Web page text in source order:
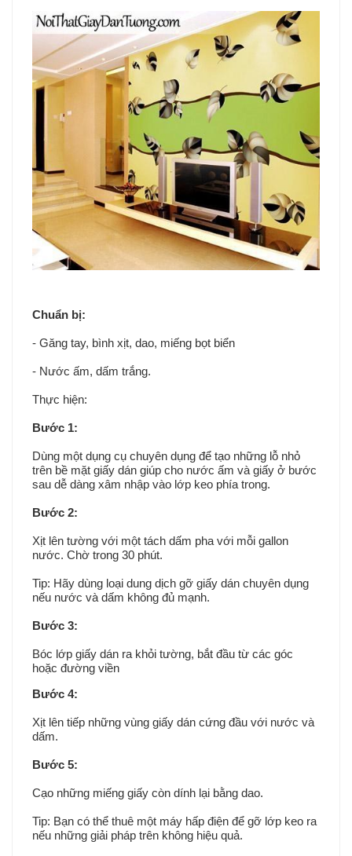
Chuẩn bị:
- Găng tay, bình xịt, dao, miếng bọt biển
- Nước ấm, dấm trắng.
Thực hiện:
Bước 1:
Dùng một dụng cụ chuyên dụng để tạo những lỗ nhỏ
trên bề mặt giấy dán giúp cho nước ấm và giấy ở bước
sau dễ dàng xâm nhập vào lớp keo phía trong.
Bước 2:
Xịt lên tường với một tách dấm pha với mỗi gallon
nước. Chờ trong 30 phút.
Tip: Hãy dùng loại dung dịch gỡ giấy dán chuyên dụng
nếu nước và dấm không đủ mạnh.
Bước 3:
Bóc lớp giấy dán ra khỏi tường, bắt đầu từ các góc
hoặc đường viền
Bước 4:
Xịt lên tiếp những vùng giấy dán cứng đầu với nước và
dấm.
Bước 5:
Cạo những miếng giấy còn dính lại bằng dao.
Tip: Bạn có thể thuê một máy hấp điện để gỡ lớp keo ra
nếu những giải pháp trên không hiệu quả.